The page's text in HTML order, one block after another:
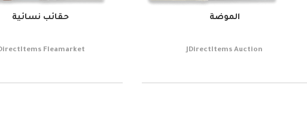
الموضة
JDirectItems Auction
حقائب نسائية
Fleamarket